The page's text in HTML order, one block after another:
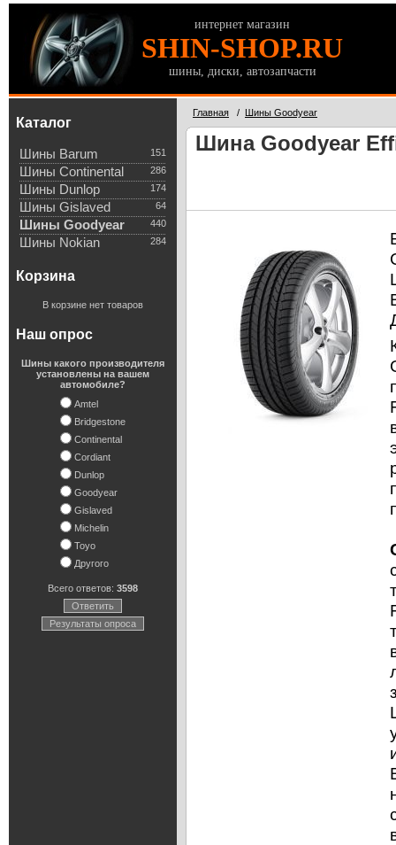
интернет магазин
SHIN-SHOP.RU
шины, диски, автозапчасти
Каталог
151
Шины Barum
286
Шины Continental
174
Шины Dunlop
64
Шины Gislaved
440
Шины Goodyear
284
Шины Nokian
Корзина
В корзине нет товаров
Наш опрос
Шины какого производителя
установлены на вашем
автомобиле?
Amtel
Bridgestone
Continental
Cordiant
Dunlop
Goodyear
Gislaved
Michelin
Toyo
Другого
Всего ответов: 3598
Ответить
Результаты опроса
Главная / Шины Goodyear
Шина Goodyear